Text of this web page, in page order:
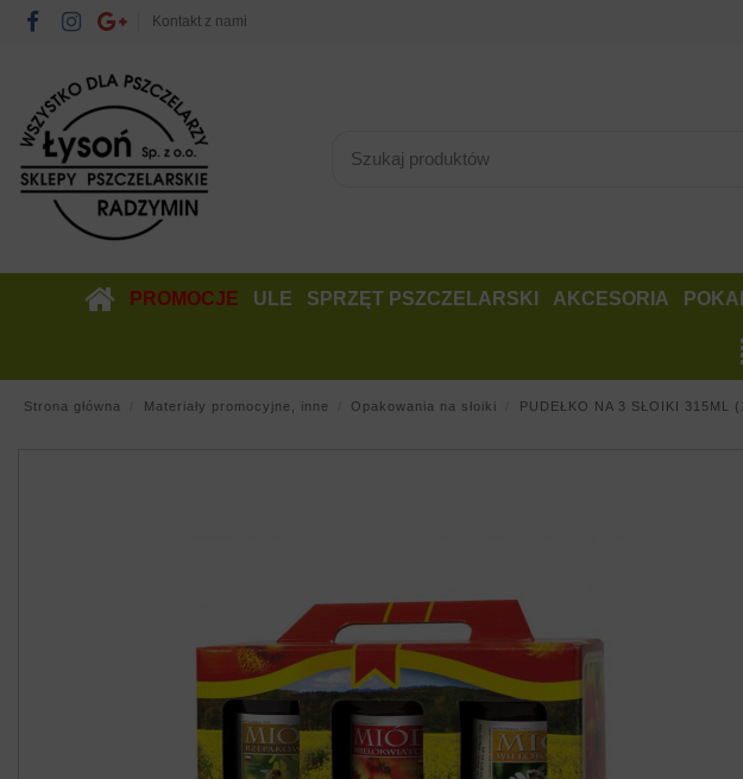
Kontakt z nami
PROMOCJE ULE SPRZĘT PSZCZELARSKI AKCESORIA
Strona główna Materiały promocyjne, inne Opakowania na słoiki PUDEŁKO NA 3 SŁOIKI 315ML